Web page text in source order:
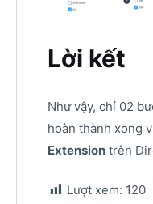
Lời kết
Như vậy, chỉ 02
hoàn thành xong
Extensiontrên
Lượt xem: 120